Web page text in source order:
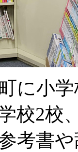
に小
校2校
考書